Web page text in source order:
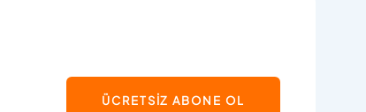
ÜCRETSİZ ABONE OL